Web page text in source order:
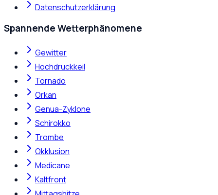
Datenschutzerklärung
Spannende Wetterphänomene
Gewitter
Hochdruckkeil
Tornado
Orkan
Genua-Zyklone
Schirokko
Trombe
Okklusion
Medicane
Kaltfront